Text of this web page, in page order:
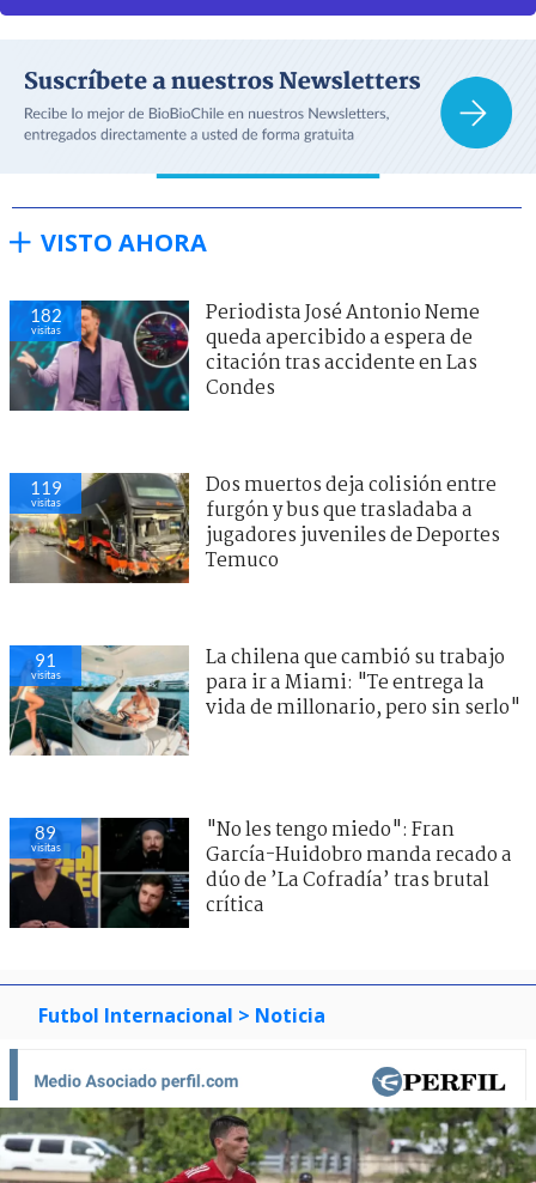
VISTO AHORA
182
visitas
Periodista José Antonio Neme
queda apercibido a espera de
citación tras accidente en Las
Condes
119
visitas
Dos muertos deja colisión entre
furgón y bus que trasladaba a
jugadores juveniles de Deportes
Temuco
91
visitas
La chilena que cambió su trabajo
para ir a Miami: "Te entrega la
vida de millonario, pero sin serlo"
89
visitas
"No les tengo miedo": Fran
García-Huidobro manda recado a
dúo de ’La Cofradía’ tras brutal
crítica
Futbol Internacional > Noticia